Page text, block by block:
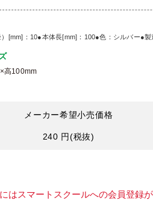
[mm]：10●本体長[mm]：100●色：シルバー●
高100mm
メーカー希望小売価格
240 円(税抜)
はスマートスクールへの会員登録